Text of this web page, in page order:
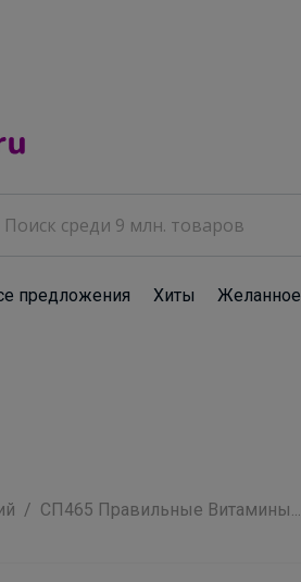
предложения Хиты Желанное
СП465 Правильные Витамины...